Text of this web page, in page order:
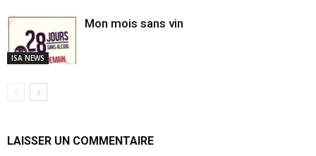
ISA NEWS
Mon mois sans vin
LAISSER UN COMMENTAIRE